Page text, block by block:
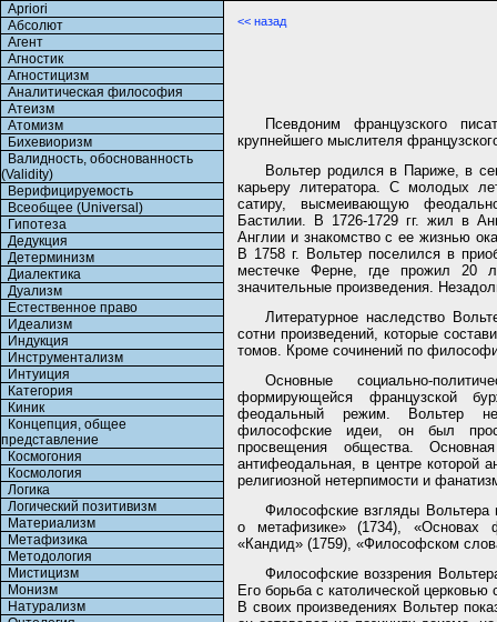
Apriori
Абсолют
Агент
Агностик
Агностицизм
Аналитическая философия
Атеизм
Атомизм
Бихевиоризм
Валидность, обоснованность
(Validity)
Верифицируемость
Всеобщее (Universal)
Гипотеза
Дедукция
Детерминизм
Диалектика
Дуализм
Естественное право
Идеализм
Индукция
Инструментализм
Интуиция
Категория
Киник
Концепция, общее
представление
Космогония
Космология
Логика
Логический позитивизм
Материализм
Метафизика
Методология
Мистицизм
Монизм
Натурализм
<< назад
Псевдоним французского
крупнейшего мыслителя
Вольтер родился в Париже, в
карьеру литератора. С молодых
сатиру, высмеивающую
Бастилии. В 1726-1729 гг. жил в
Англии и знакомство с ее жизнью
В 1758 г. Вольтер поселился в
местечке Ферне, где прожил 20
значительные произведения.
Литературное наследство
сотни произведений, которые
томов. Кроме сочинений по
Основные социально-
формирующейся французской
феодальный режим. Вольтер
философские идеи, он был
просвещения общества.
антифеодальная, в центре которой
религиозной нетерпимости и
Философские взгляды Вольтера
о метафизике» (1734), «Основах
«Кандид» (1759), «Философском
Философские воззрения
Его борьба с католической
В своих произведениях Вольтер